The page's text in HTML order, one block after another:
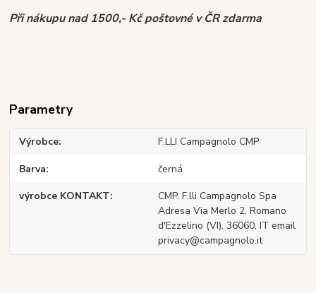
Při nákupu nad 1500,- Kč poštovné v ČR zdarma
Parametry
Výrobce F.LLI Campagnolo CMP
Barva černá
výrobce KONTAKT
CMP. F.lli Campagnolo Spa
Adresa Via Merlo 2, Romano
d'Ezzelino (VI), 36060, IT email
privacy@campagnolo.it